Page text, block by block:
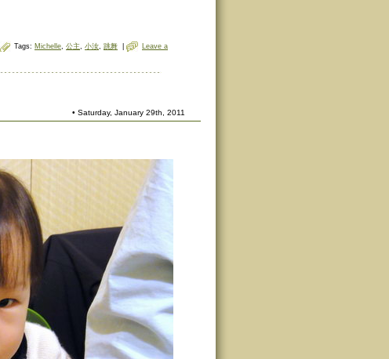
Tags: Michelle, 公主, 小汝, 跳舞
Leave a
• Saturday, January 29th, 2011